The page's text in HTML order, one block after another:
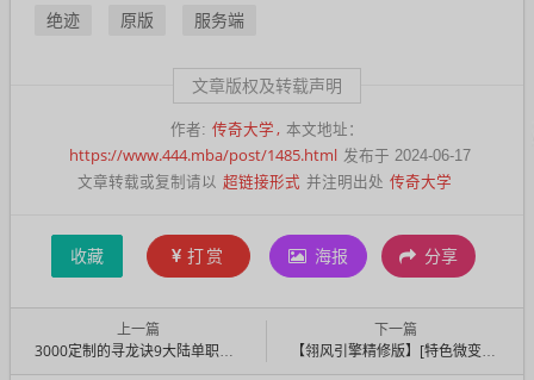
绝迹
原版 服务端
文章版权及转载声明
作者: 传奇大学 本文地址：
https://www.444.mba/post/1485.html 发布于 2024-06-17
文章转载或复制请以 超链接形式 并注明出处 传奇大学
收藏 打赏 海报 分享
上一篇
3000定制的寻龙诀9大陆单职业服务端客户端 带攻略
下一篇
【翎风引擎精修版】[特色微变]《不良江湖》三职真武侠传奇--宝物蛊虫升品-超智假人